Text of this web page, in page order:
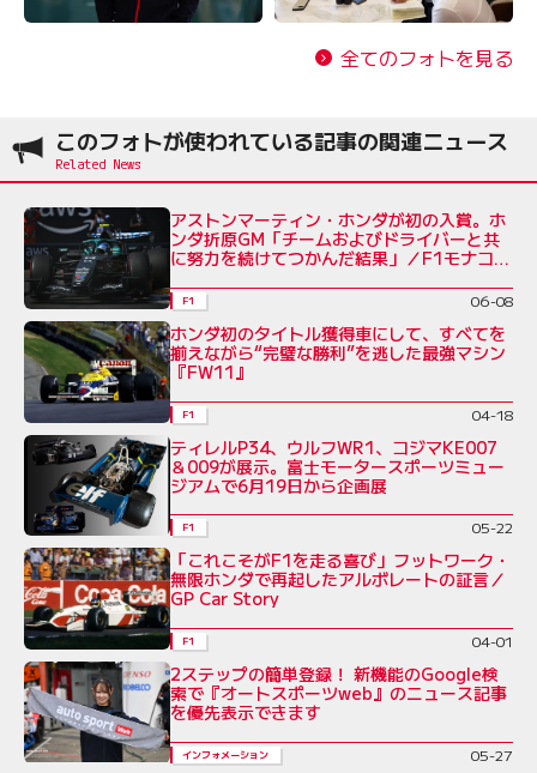
全てのフォトを見る
このフォトが使われている記事の関連ニュース
アストンマーティン・ホンダが初の入賞。ホ
ンダ折原GM「チームおよびドライバーと共
に努力を続けてつかんだ結果」／F1モナコ
F1 06-08
ホンダ初のタイトル獲得車にして、すべてを
揃えながら“完璧な勝利”を逃した最強マシン
『FW11』
F1 04-18
ティレルP34、ウルフWR1、コジマKE007
＆009が展示。富士モータースポーツミュー
ジアムで6月19日から企画展
F1 05-22
「これこそがF1を走る喜び」フットワーク・
無限ホンダで再起したアルボレートの証言／
GP Car Story
F1 04-01
2ステップの簡単登録！ 新機能のGoogle検
索で『オートスポーツweb』のニュース記事
を優先表示できます
インフォメーション 05-27